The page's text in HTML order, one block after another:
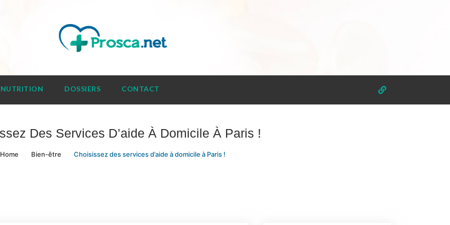
NUTRITION DOSSIERS CONTACT
Des Services D’aide À Domicile À Paris !
Home Bien-être Choisissez des services d’aide à domicile à Paris !